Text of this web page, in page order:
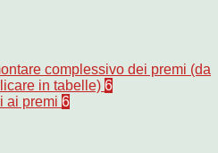
complessivo dei premi (da
in tabelle) 6
ai premi 6